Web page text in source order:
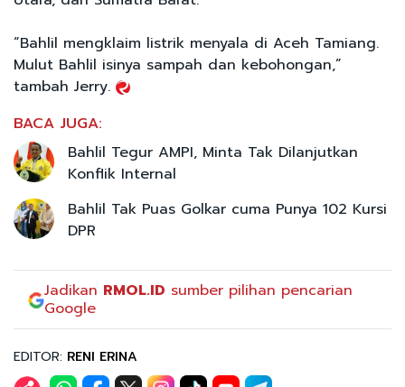
“Bahlil mengklaim listrik menyala di Aceh Tamiang.
Mulut Bahlil isinya sampah dan kebohongan,”
tambah Jerry.
BACA JUGA:
Bahlil Tegur AMPI, Minta Tak Dilanjutkan
Konflik Internal
Bahlil Tak Puas Golkar cuma Punya 102 Kursi
DPR
Jadikan RMOL.ID sumber pilihan pencarian
Google
EDITOR: RENI ERINA